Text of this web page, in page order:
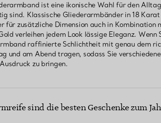
ist eine ikonische Wahl für den
sind. Klassische Gliederarmbänder in 18
für zusätzliche Dimension auch in
verleihen jedem Look lässige Eleganz. Wenn
raffinierte Schlichtheit mit genau dem
und am Abend tragen, sodass Sie
zu bringen.
sind die besten Geschenke zum